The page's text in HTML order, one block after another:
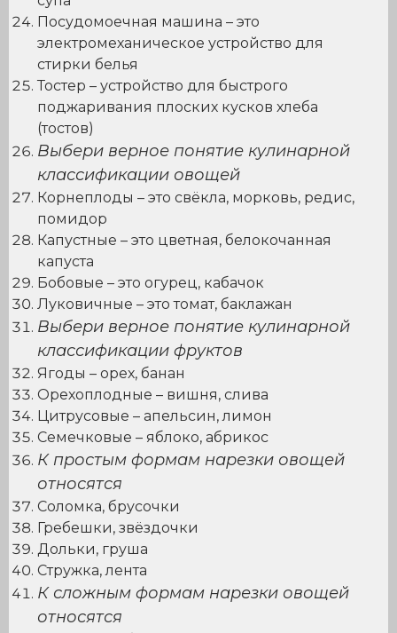
Посудомоечная машина – это
электромеханическое устройство для
стирки белья
Тостер – устройство для быстрого
поджаривания плоских кусков хлеба
(тостов)
Выбери верное понятие кулинарной
классификации овощей
Корнеплоды – это свёкла, морковь, редис,
помидор
Капустные – это цветная, белокочанная
капуста
Бобовые – это огурец, кабачок
Луковичные – это томат, баклажан
Выбери верное понятие кулинарной
классификации фруктов
Ягоды – орех, банан
Орехоплодные – вишня, слива
Цитрусовые – апельсин, лимон
Семечковые – яблоко, абрикос
К простым формам нарезки овощей
относятся
Соломка, брусочки
Гребешки, звёздочки
Дольки, груша
Стружка, лента
К сложным формам нарезки овощей
относятся